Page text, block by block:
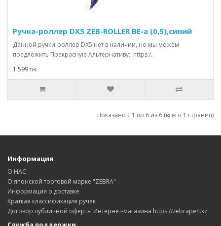
Ручка-роллер DX5 ZEB-ROLLER BE-a (0,5),синий
Данной ручки-роллер DХ5 нет в наличии, но мы можем
предложить Прекрасную Альтернативу: https:/..
1 599 тн.
Показано с 1 по 6 из 6 (всего 1 страниц)
Информация
О НАС
О японской торговой марке "ZEBRA"
Информация о доставке
Краткая классификация ручек
Договор публичной оферты Интернет-магазина https://zebrapen.kz